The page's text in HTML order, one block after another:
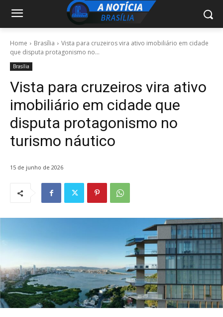
Home Brasília
Vista para cruzeiros vira ativo imobiliário em cidade
que disputa protagonismo no...
Brasília
Vista para cruzeiros vira ativo
imobiliário em cidade que
disputa protagonismo no
turismo náutico
15 de junho de 2026